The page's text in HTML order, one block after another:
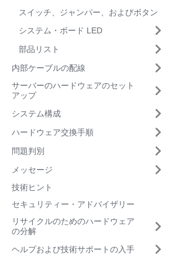
スイッチ、ジャンパー、およびボタン
システム・ボード LED
部品リスト
内部ケーブルの配線
サーバーのハードウェアのセット
アップ
システム構成
ハードウェア交換手順
問題判別
メッセージ
技術ヒント
セキュリティー・アドバイザリー
リサイクルのためのハードウェア
の分解
ヘルプおよび技術サポートの入手